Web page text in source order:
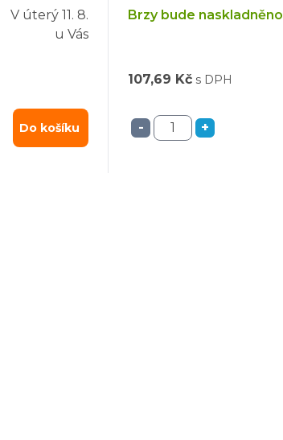
V úterý 11. 8.
u Vás
Do košíku
Brzy bude naskladněno
107,69 Kč s DPH
- +